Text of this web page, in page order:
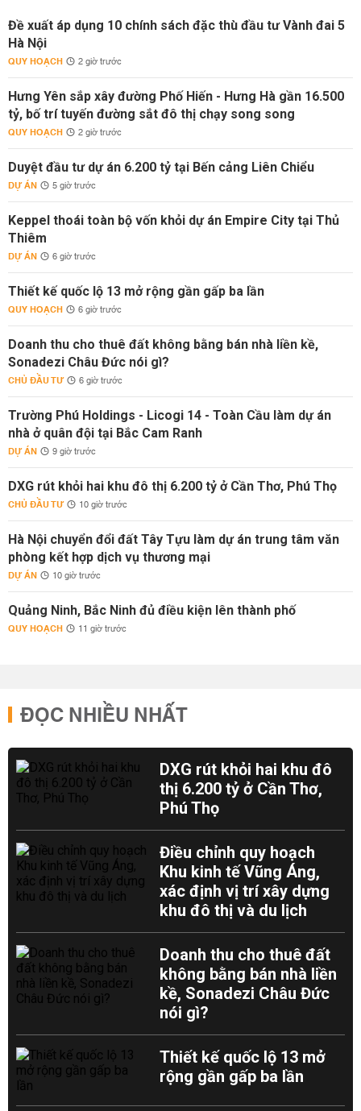
Đề xuất áp dụng 10 chính sách đặc thù đầu tư Vành đai 5
Hà Nội
QUY HOẠCH 2 giờ trước
Hưng Yên sắp xây đường Phố Hiến - Hưng Hà gần 16.500
tỷ, bố trí tuyến đường sắt đô thị chạy song song
QUY HOẠCH 2 giờ trước
Duyệt đầu tư dự án 6.200 tỷ tại Bến cảng Liên Chiểu
DỰ ÁN 5 giờ trước
Keppel thoái toàn bộ vốn khỏi dự án Empire City tại Thủ
Thiêm
DỰ ÁN 6 giờ trước
Thiết kế quốc lộ 13 mở rộng gần gấp ba lần
QUY HOẠCH 6 giờ trước
Doanh thu cho thuê đất không bằng bán nhà liền kề,
Sonadezi Châu Đức nói gì?
CHỦ ĐẦU TƯ 6 giờ trước
Trường Phú Holdings - Licogi 14 - Toàn Cầu làm dự án
nhà ở quân đội tại Bắc Cam Ranh
DỰ ÁN 9 giờ trước
DXG rút khỏi hai khu đô thị 6.200 tỷ ở Cần Thơ, Phú Thọ
CHỦ ĐẦU TƯ 10 giờ trước
Hà Nội chuyển đổi đất Tây Tựu làm dự án trung tâm văn
phòng kết hợp dịch vụ thương mại
DỰ ÁN 10 giờ trước
Quảng Ninh, Bắc Ninh đủ điều kiện lên thành phố
QUY HOẠCH 11 giờ trước
ĐỌC NHIỀU NHẤT
DXG rút khỏi hai khu đô
thị 6.200 tỷ ở Cần Thơ,
Phú Thọ
Điều chỉnh quy hoạch
Khu kinh tế Vũng Áng,
xác định vị trí xây dựng
khu đô thị và du lịch
Doanh thu cho thuê đất
không bằng bán nhà liền
kề, Sonadezi Châu Đức
nói gì?
Thiết kế quốc lộ 13 mở
rộng gần gấp ba lần